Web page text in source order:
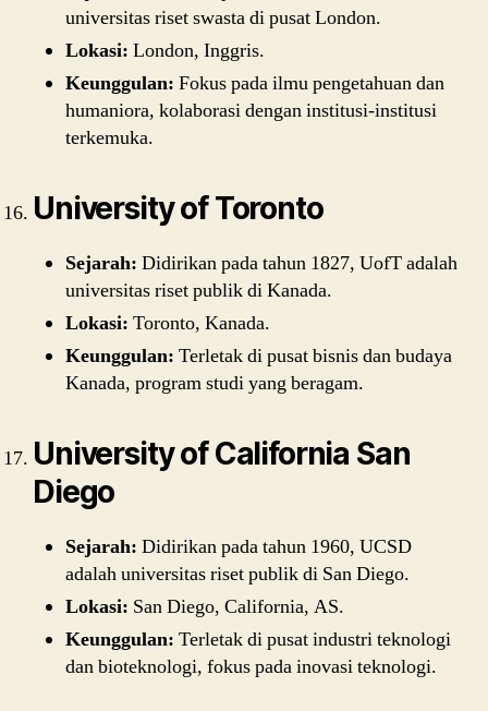
universitas riset swasta di pusat London.
Lokasi: London, Inggris.
Keunggulan: Fokus pada ilmu pengetahuan dan
humaniora, kolaborasi dengan institusi-institusi
terkemuka.
University of Toronto
Sejarah: Didirikan pada tahun 1827, UofT adalah
universitas riset publik di Kanada.
Lokasi: Toronto, Kanada.
Keunggulan: Terletak di pusat bisnis dan budaya
Kanada, program studi yang beragam.
University of California San
Diego
Sejarah: Didirikan pada tahun 1960, UCSD
adalah universitas riset publik di San Diego.
Lokasi: San Diego, California, AS.
Keunggulan: Terletak di pusat industri teknologi
dan bioteknologi, fokus pada inovasi teknologi.